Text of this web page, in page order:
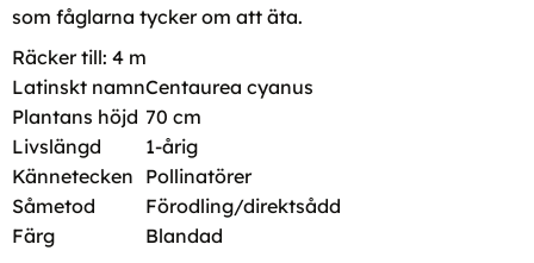
som fåglarna tycker om att äta.
Räcker till: 4 m
Latinskt namnCentaurea cyanus
Plantans höjd 70 cm
Livslängd
1-årig
Kännetecken Pollinatörer
Såmetod
Förodling/direktsådd
Färg
Blandad